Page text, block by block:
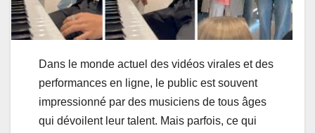
Dans le monde actuel des vidéos virales et des
performances en ligne, le public est souvent
impressionné par des musiciens de tous âges
qui dévoilent leur talent. Mais parfois, ce qui